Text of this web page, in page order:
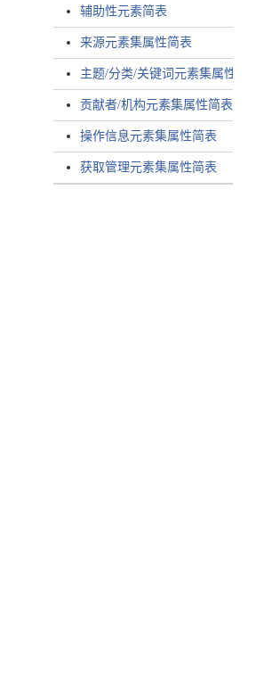
辅助性元素简表
来源元素集属性简表
主题/分类/关键词元素集属性简表
贡献者/机构元素集属性简表
操作信息元素集属性简表
获取管理元素集属性简表